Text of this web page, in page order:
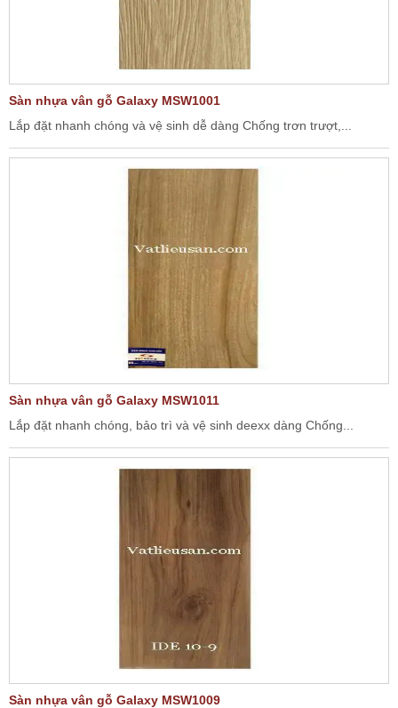
Sàn nhựa vân gỗ Galaxy MSW1001
Lắp đặt nhanh chóng và vệ sinh dễ dàng Chống trơn trượt,...
Sàn nhựa vân gỗ Galaxy MSW1011
Lắp đặt nhanh chóng, bảo trì và vệ sinh deexx dàng Chống...
Sàn nhựa vân gỗ Galaxy MSW1009